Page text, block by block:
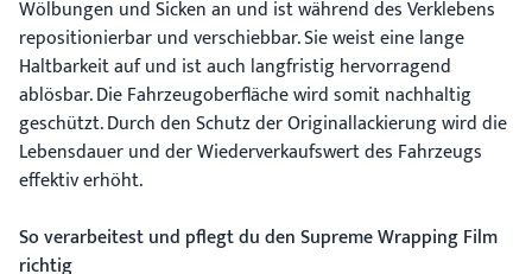
Wölbungen und Sicken an und ist während des Verklebens
repositionierbar und verschiebbar. Sie weist eine lange
Haltbarkeit auf und ist auch langfristig hervorragend
ablösbar. Die Fahrzeugoberfläche wird somit nachhaltig
geschützt. Durch den Schutz der Originallackierung wird die
Lebensdauer und der Wiederverkaufswert des Fahrzeugs
effektiv erhöht.
So verarbeitest und pflegt du den Supreme Wrapping Film
richtig